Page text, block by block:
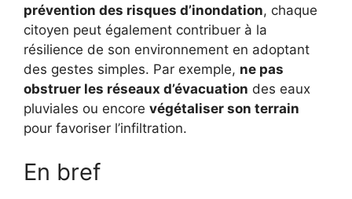
prévention des risques d’inondation, chaque
citoyen peut également contribuer à la
résilience de son environnement en adoptant
des gestes simples. Par exemple, ne pas
obstruer les réseaux d’évacuation des eaux
pluviales ou encore végétaliser son terrain
pour favoriser l’infiltration.
En bref